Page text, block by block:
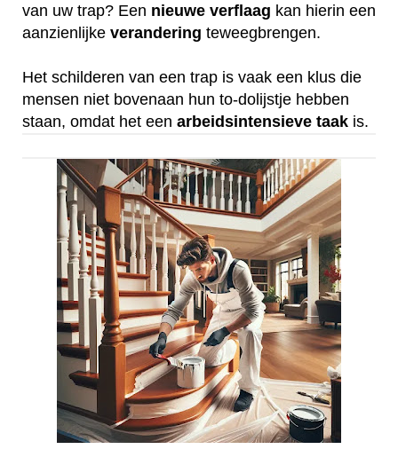
van uw trap? Een nieuwe verflaag kan hierin een
aanzienlijke verandering teweegbrengen.
Het schilderen van een trap is vaak een klus die
mensen niet bovenaan hun to-dolijstje hebben
staan, omdat het een arbeidsintensieve taak is.